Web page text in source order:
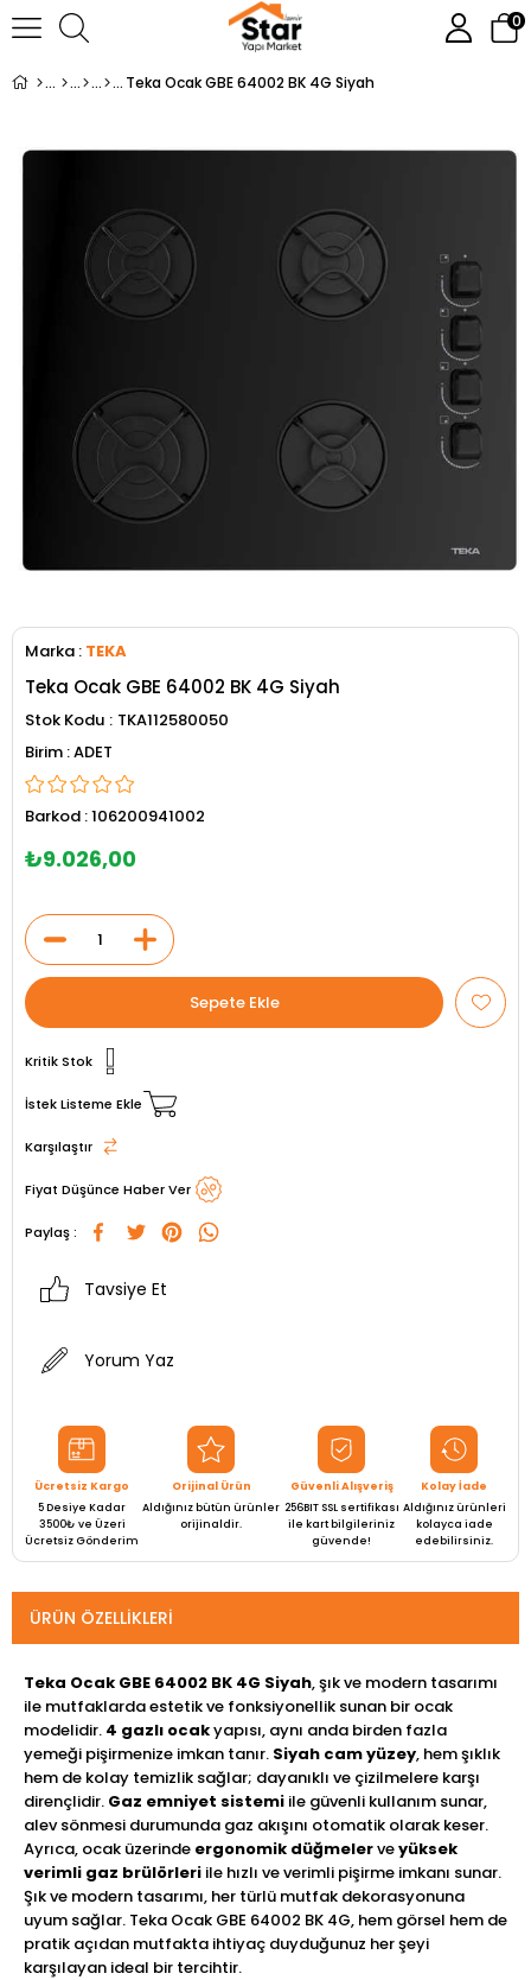
0
Teka Ocak GBE 64002 BK 4G Siyah
Marka : TEKA
Teka Ocak GBE 64002 BK 4G Siyah
Stok Kodu
TKA112580050
ADET
Barkod :106200941002
₺9.026,00
Kritik Stok
İstek Listeme Ekle
Karşılaştır
Fiyat Düşünce Haber Ver
Paylaş :
Tavsiye Et
Yorum Yaz
Ücretsiz Kargo
5 Desiye Kadar
3500₺ ve Üzeri
Ücretsiz Gönderim
Orijinal Ürün
Aldığınız bütün ürünler
orijinaldir.
Güvenli Alışveriş
256BIT SSL sertifikası
ile kart bilgileriniz
güvende!
Kolay İade
Aldığınız ürünleri
kolayca iade
edebilirsiniz.
ÜRÜN ÖZELLIKLERI
Teka Ocak GBE 64002 BK 4G Siyah, şık ve modern tasarımı
ile mutfaklarda estetik ve fonksiyonellik sunan bir ocak
modelidir. 4 gazlı ocakyapısı, aynı anda birden fazla
yemeği pişirmenize imkan tanır. Siyah cam yüzey, hem şıklık
hem de kolay temizlik sağlar; dayanıklı ve çizilmelere karşı
dirençlidir. Gaz emniyet sistemi ile güvenli kullanım sunar,
alev sönmesi durumunda gaz akışını otomatik olarak keser.
Ayrıca, ocak üzerinde ergonomik düğmelerveyüksek
verimli gaz brülörleri ile hızlı ve verimli pişirme imkanı sunar.
Şık ve modern tasarımı, her türlü mutfak dekorasyonuna
uyum sağlar. Teka Ocak GBE 64002 BK 4G, hem görsel hem de
pratik açıdan mutfakta ihtiyaç duyduğunuz her şeyi
karşılayan ideal bir tercihtir.